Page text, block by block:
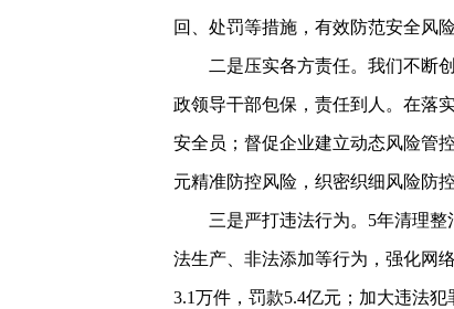
回、处罚等措施，有效防范安全风险
二是压实各方责任。我们不断
政领导干部包保，责任到人。在落
安全员；督促企业建立动态风险管
元精准防控风险，织密织细风险防控
三是严打违法行为。5年清理
法生产、非法添加等行为，强化网
3.1万件，罚款5.4亿元；加大违法